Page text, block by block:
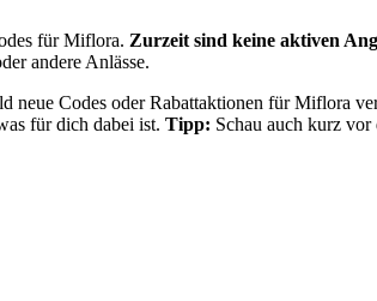
für Miflora. Zurzeit sind keine aktiven
andere Anlässe.
neue Codes oder Rabattaktionen für Miflora
für dich dabei ist. Tipp: Schau auch kurz